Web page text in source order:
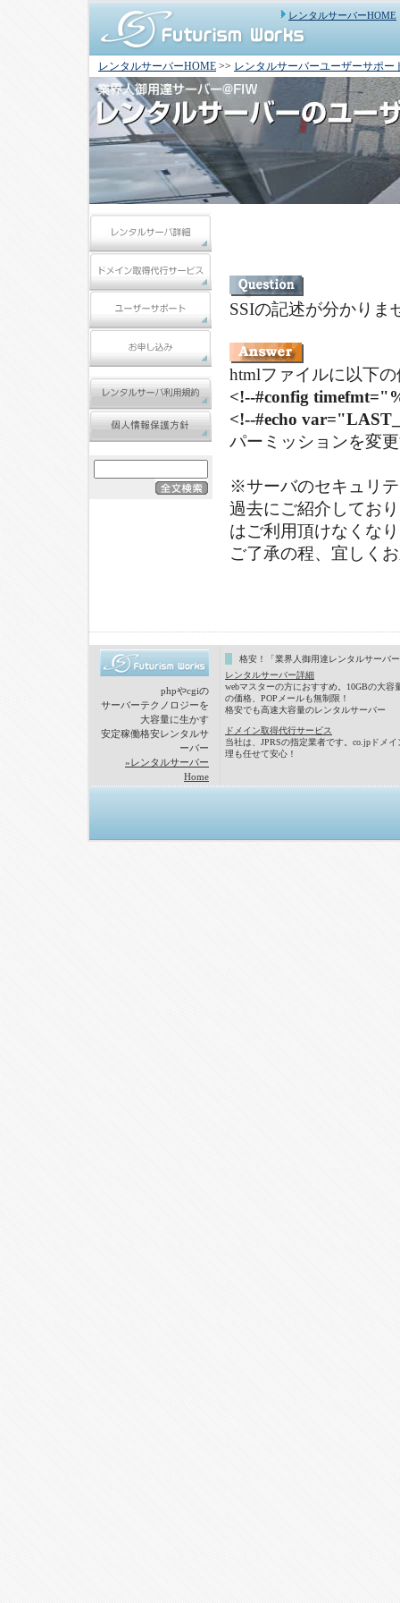
レンタルサーバーHOME
レンタルサーバーHOME >> レンタルサーバーユーザーサポー
SSIの記述が分かりま
htmlファイルに以下
<!--#config
<!--#echo
パーミッションを変
※サーバのセキュリ
過去にご紹介してお
はご利用頂けなくな
ご了承の程、宜しく
phpやcgiの
サーバーテクノロジーを
大容量に生かす
安定稼働格安レンタルサ
ーバー
»レンタルサーバー
Home
格安！「業界人御用達レンタルサーバ
レンタルサーバー詳細
webマスターの方におすすめ。10GBの大容
の価格、POPメールも無制限！
格安でも高速大容量のレンタルサーバー
ドメイン取得代行サービス
当社は、JPRSの指定業者です。co.jpドメイ
理も任せて安心！